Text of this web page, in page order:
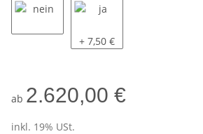
ja
+ 7,50 €
ab 2.620,00 €
inkl. 19% USt.